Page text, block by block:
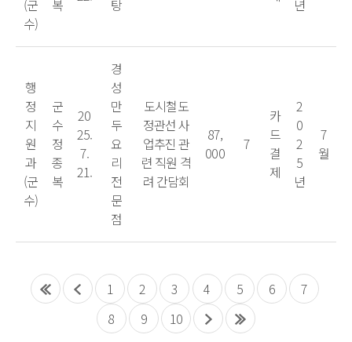
(군
수)
복
탕
년
행
정
지
원
과
(군
수)
군
수
정
종
복
20
25.
7.
21.
경
성
만
두
요
리
전
문
점
도시철도
정관선 사
업추진 관
련 직원 격
려 간담회
87,
000
7
카
드
결
제
2
0
2
5
년
7
월
1 2 3 4 5 6
7
8
9 10